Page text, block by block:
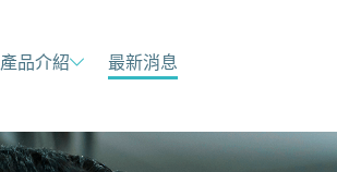
產品介紹 最新消息